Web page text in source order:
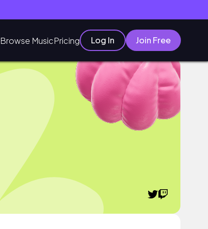
Browse MusicPricing Log In Join Free